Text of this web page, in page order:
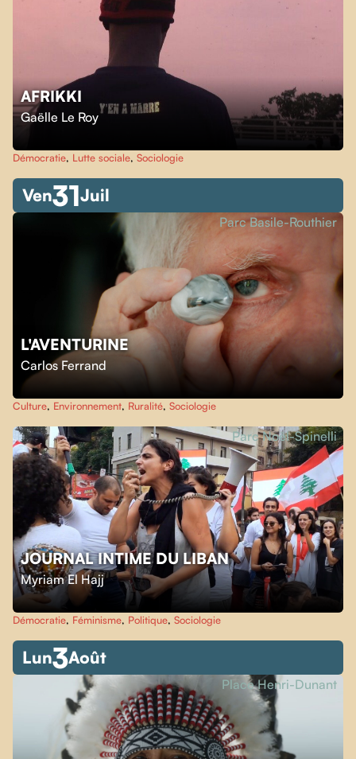
AFRIKKI
Gaëlle Le Roy
Démocratie, Lutte sociale, Sociologie
Ven31Juil
L'AVENTURINE
Carlos Ferrand
Parc Basile-Routhier
Culture, Environnement, Ruralité, Sociologie
JOURNAL INTIME DU LIBAN
Myriam El Hajj
Parc Noël-Spinelli
Démocratie, Féminisme, Politique, Sociologie
Lun3Août
Place Henri-Dunant